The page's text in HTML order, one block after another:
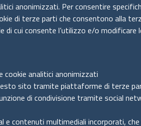
anonimizzati. Per consentire
di terze parti che consentono alla
cui consente l’utilizzo e/o modificare
cookie analitici anonimizzati
sito tramite piattaforme di terze
di condivisione tramite social
e contenuti multimediali incorporati,